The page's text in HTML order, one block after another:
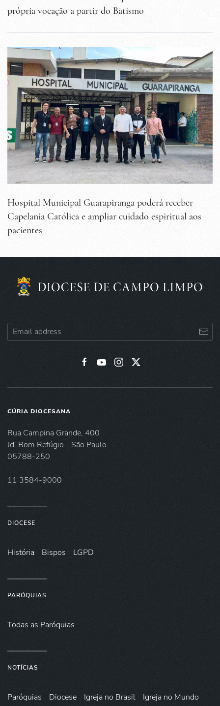
própria vocação a partir do Batismo
Hospital Municipal Guarapiranga poderá receber
Capelania Católica e ampliar cuidado espiritual aos
pacientes
CÚRIA DIOCESANA
Rua Campina Grande, 400
Jd. Bom Refúgio - São Paulo
05788-250
11 3584-9000
DIOCESE
História Bispos LGPD
PARÓQUIAS
Todas as Paróquias
NOTÍCIAS
Paróquias Diocese Igreja no Brasil Igreja no Mundo